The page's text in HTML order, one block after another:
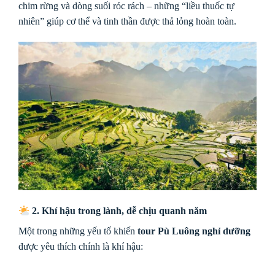
chim rừng và dòng suối róc rách – những “liều thuốc tự
nhiên” giúp cơ thể và tinh thần được thả lỏng hoàn toàn.
2. Khí hậu trong lành, dễ chịu quanh năm
Một trong những yếu tố khiến tour Pù Luông nghỉ dưỡng
được yêu thích chính là khí hậu: